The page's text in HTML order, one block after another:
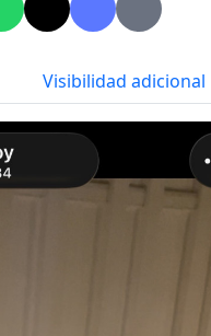
Visibilidad adicional